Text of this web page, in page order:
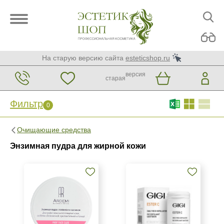
На старую версию сайта esteticshop.ru
старая
версия
Фильтр 0
Очищающие средства
Энзимная пудра для жирной кожи
Фильтр 0
Страна
Израиль